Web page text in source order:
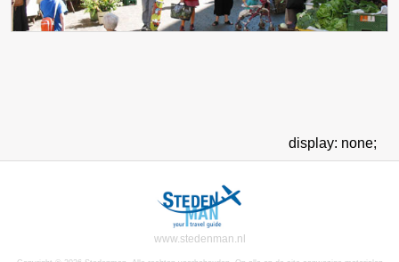
display: none;
www.stedenman.nl